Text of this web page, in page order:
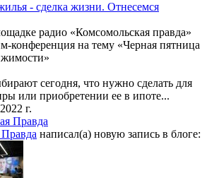
- сделка жизни. Отнесемся
радио «Комсомольская правда»
конференция на тему «Черная пятница
сегодня, что нужно сделать для
или приобретении ее в ипоте...
г.
написал(а) новую запись в блоге: